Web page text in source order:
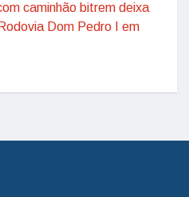
caminhão bitrem deixa
Dom Pedro I em